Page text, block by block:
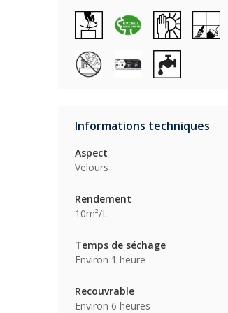
Informations techniques
Aspect
Velours
Rendement
10m²/L
Temps de séchage
Environ 1 heure
Recouvrable
Environ 6 heures